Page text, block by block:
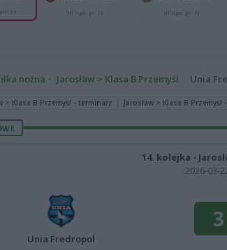
III liga, gr. IV III liga, gr. IV
nożna Jarosław > Klasa B Przemyśl Unia
> Klasa B Przemyśl - terminarz Jarosław > Klasa B
14. kolejka -
2026-03-
Unia Fredropol
3